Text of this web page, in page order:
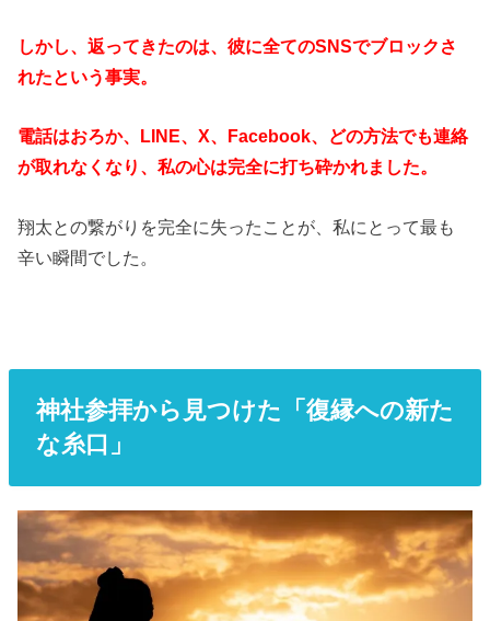
しかし、返ってきたのは、彼に全てのSNSでブロックさ
れたという事実。
電話はおろか、LINE、X、Facebook、どの方法でも連絡
が取れなくなり、私の心は完全に打ち砕かれました。
翔太との繋がりを完全に失ったことが、私にとって最も
辛い瞬間でした。
神社参拝から見つけた「復縁への新た
な糸口」